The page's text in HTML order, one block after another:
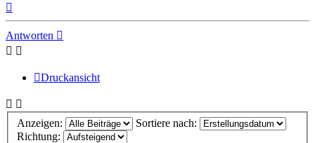
Antworten
Druckansicht
Anzeigen:
Sortiere nach:
Richtung: